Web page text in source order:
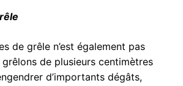
de grêle n’est également pas
de plusieurs centimètres
d’importants dégâts,